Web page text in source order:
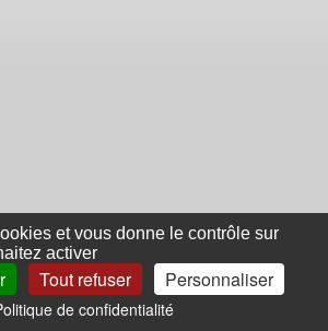
et vous donne le contrôle sur
activer
Tout refuser Personnaliser
de confidentialité